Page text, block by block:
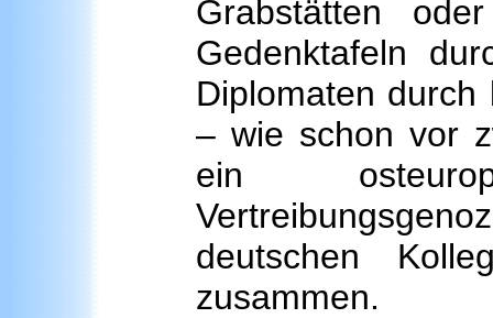
Grabstätten
Gedenktafeln
Diplomaten durch
– wie schon vor
ein
deutschen
zusammen.